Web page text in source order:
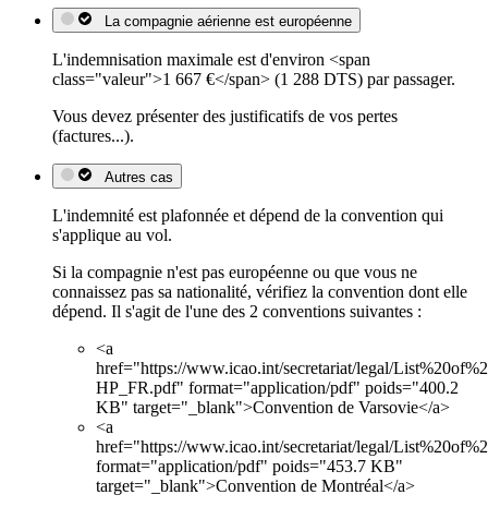
La compagnie aérienne est européenne
L'indemnisation maximale est d'environ <span
class="valeur">1 667 €</span> (1 288 DTS) par passager.
Vous devez présenter des justificatifs de vos pertes
(factures...).
Autres cas
L'indemnité est plafonnée et dépend de la convention qui
s'applique au vol.
Si la compagnie n'est pas européenne ou que vous ne
connaissez pas sa nationalité, vérifiez la convention dont elle
dépend. Il s'agit de l'une des 2 conventions suivantes :
<a
href="https://www.icao.int/secretariat/legal/
HP_FR.pdf" format="application/pdf" poids="400.2
KB" target="_blank">Convention de Varsovie</a>
<a
href="https://www.icao.int/secretariat/legal/
format="application/pdf" poids="453.7 KB"
target="_blank">Convention de Montréal</a>